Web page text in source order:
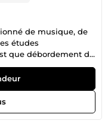
de musique, de
études
que débordement de